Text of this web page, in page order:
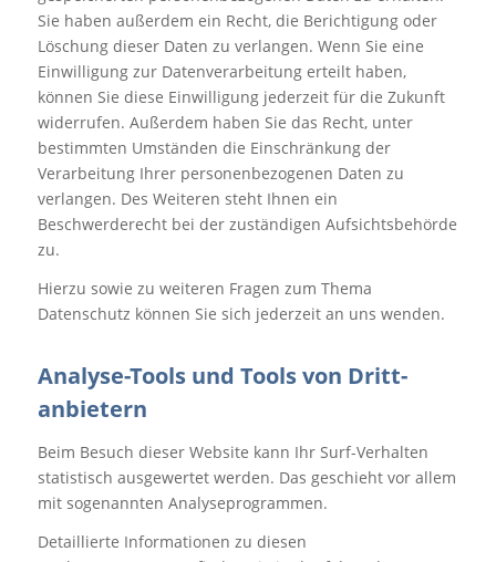
Sie haben außerdem ein Recht, die Berichtigung oder
Löschung dieser Daten zu verlangen. Wenn Sie eine
Einwilligung zur Datenverarbeitung erteilt haben,
können Sie diese Einwilligung jederzeit für die Zukunft
widerrufen. Außerdem haben Sie das Recht, unter
bestimmten Umständen die Einschränkung der
Verarbeitung Ihrer personenbezogenen Daten zu
verlangen. Des Weiteren steht Ihnen ein
Beschwerderecht bei der zuständigen Aufsichtsbehörde
zu.
Hierzu sowie zu weiteren Fragen zum Thema
Datenschutz können Sie sich jederzeit an uns wenden.
Analyse-Tools und Tools von Dritt­
anbietern
Beim Besuch dieser Website kann Ihr Surf-Verhalten
statistisch ausgewertet werden. Das geschieht vor allem
mit sogenannten Analyseprogrammen.
Detaillierte Informationen zu diesen